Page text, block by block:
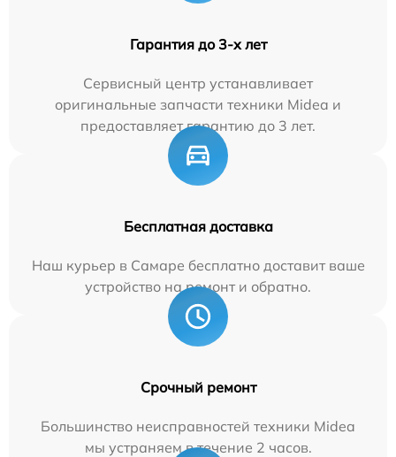
Гарантия до 3-х лет
Сервисный центр устанавливает
оригинальные запчасти техники Midea и
предоставляет гарантию до 3 лет.
Бесплатная доставка
Наш курьер в Самаре бесплатно доставит ваше
устройство на ремонт и обратно.
Срочный ремонт
Большинство неисправностей техники Midea
мы устраняем в течение 2 часов.